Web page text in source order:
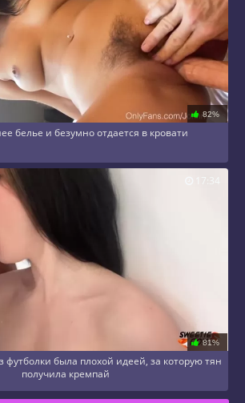
82%
белье и безумно отдается в кровати
81%
была плохой идеей, за которую тян
получила кремпай
17:34